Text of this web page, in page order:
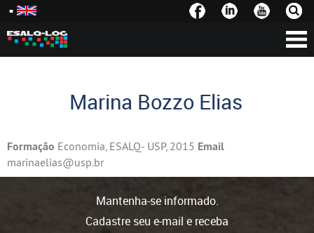
Marina Bozzo Elias
Formação Economia, ESALQ- USP, 2015 Email
marinaelias@usp.br
Mantenha-se informado.
Cadastre seu e-mail e receba